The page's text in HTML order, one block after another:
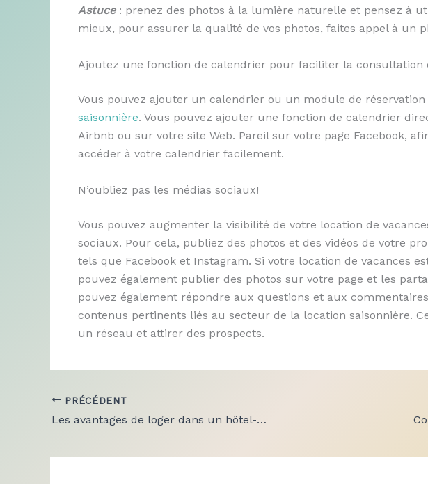
Astuce : prenez des photos à la lumière naturelle et pensez à
mieux, pour assurer la qualité de vos photos, faites appel à un
Ajoutez une fonction de calendrier pour faciliter la consultation
Vous pouvez ajouter un calendrier ou un module de réservation
saisonnière. Vous pouvez ajouter une fonction de calendrier
Airbnb ou sur votre site Web. Pareil sur votre page Facebook,
accéder à votre calendrier facilement.
N’oubliez pas les médias sociaux!
Vous pouvez augmenter la visibilité de votre location de
sociaux. Pour cela, publiez des photos et des vidéos de votre
tels que Facebook et Instagram. Si votre location de vacances
pouvez également publier des photos sur votre page et les
pouvez également répondre aux questions et aux
contenus pertinents liés au secteur de la location saisonnière.
un réseau et attirer des prospects.
PRÉCÉDENT
Les avantages de loger dans un hôtel-boutique pendant les vacances